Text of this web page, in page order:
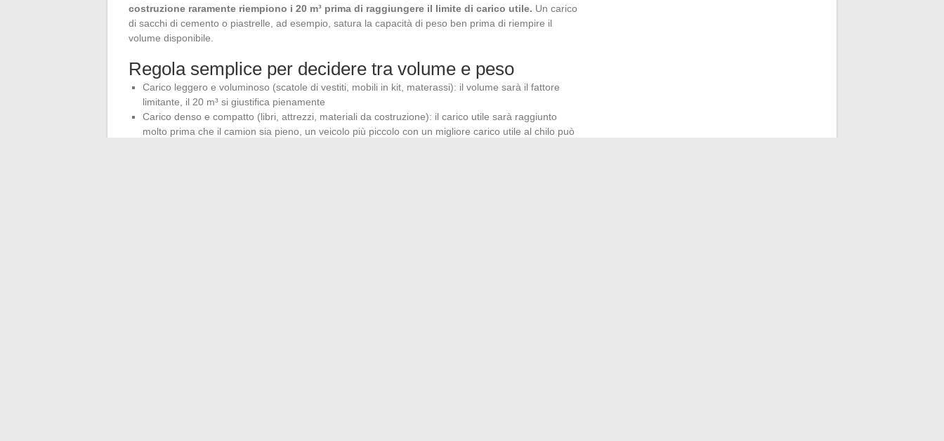
costruzione raramente riempiono i 20 m³ prima di raggiungere il limite di carico utile. Un carico
di sacchi di cemento o piastrelle, ad esempio, satura la capacità di peso ben prima di riempire il
volume disponibile.
Regola semplice per decidere tra volume e peso
Carico leggero e voluminoso (scatole di vestiti, mobili in kit, materassi): il volume sarà il fattore
limitante, il 20 m³ si giustifica pienamente
Carico denso e compatto (libri, attrezzi, materiali da costruzione): il carico utile sarà raggiunto
molto prima che il camion sia pieno, un veicolo più piccolo con un migliore carico utile al chilo può